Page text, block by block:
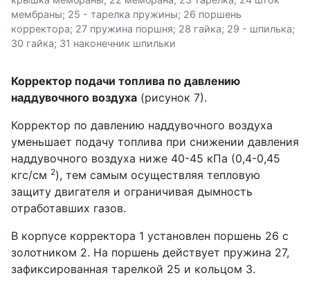
мембраны; 25 - тарелка пружины; 26 поршень
корректора; 27 пружина поршня; 28 гайка; 29 - шпилька;
30 гайка; 31 наконечник шпильки
Корректор подачи топлива по давлению
наддувочного воздуха (рисунок 7).
Корректор по давлению наддувочного воздуха
уменьшает подачу топлива при снижении давления
наддувочного воздуха ниже 40-45 кПа (0,4-0,45
кгс/см 2), тем самым осуществляя тепловую
защиту двигателя и ограничивая дымность
отработавших газов.
В корпусе корректора 1 установлен поршень 26 с
золотником 2. На поршень действует пружина 27,
зафиксированная тарелкой 25 и кольцом 3.